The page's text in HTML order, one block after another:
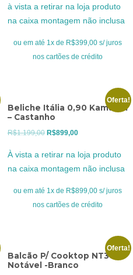
original
era:
R$549,00.
atual
é:
R$399,00.
à vista a retirar na loja produto
na caixa montagem não inclusa
ou em até 1x de R$399,00 s/ juros
nos cartões de crédito
Oferta!
Beliche Itália 0,90 Kamabel
– Castanho
R$1.199,00 O
original
era:
R$1.199,00.
R$899,00O
atual
é:
R$899,00.
À vista a retirar na loja produto
na caixa montagem não inclusa
ou em até 1x de R$899,00 s/ juros
nos cartões de crédito
Oferta!
Balcão P/ Cooktop NT3050
Notável -Branco